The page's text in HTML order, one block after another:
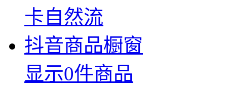
卡自然流
抖音商品橱窗
显示0件商品